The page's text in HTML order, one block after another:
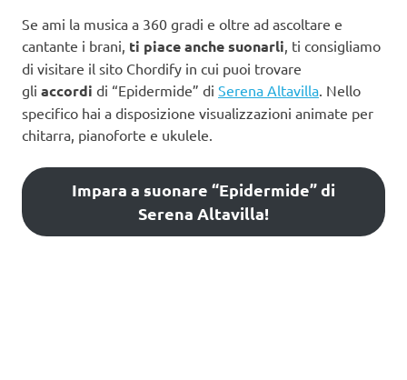
Se ami la musica a 360 gradi e oltre ad ascoltare e
cantante i brani, ti piace anche suonarli, ti consigliamo
di visitare il sito Chordify in cui puoi trovare
gli accordi di “Epidermide” di Serena Altavilla. Nello
specifico hai a disposizione visualizzazioni animate per
chitarra, pianoforte e ukulele.
Impara a suonare “Epidermide” di
Serena Altavilla!